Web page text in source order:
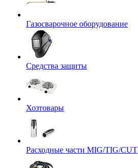
Газосварочное оборудование
Средства защиты
Хозтовары
Расходные части MIG/TIG/CUT